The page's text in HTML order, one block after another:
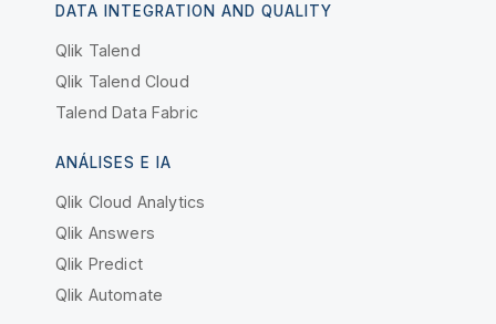
DATA INTEGRATION AND QUALITY
Qlik Talend
Qlik Talend Cloud
Talend Data Fabric
ANÁLISES E IA
Qlik Cloud Analytics
Qlik Answers
Qlik Predict
Qlik Automate